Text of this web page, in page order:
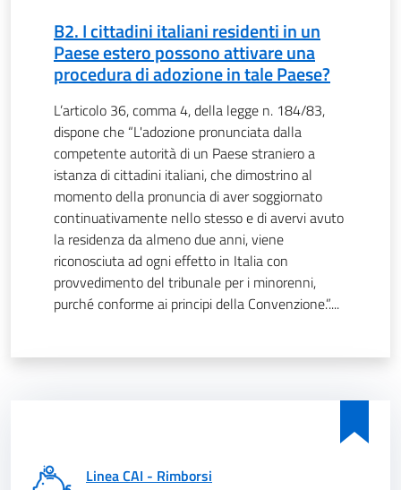
B2. I cittadini italiani residenti in un
Paese estero possono attivare una
procedura di adozione in tale Paese?
L’articolo 36, comma 4, della legge n. 184/83,
dispone che “L'adozione pronunciata dalla
competente autorità di un Paese straniero a
istanza di cittadini italiani, che dimostrino al
momento della pronuncia di aver soggiornato
continuativamente nello stesso e di avervi avuto
la residenza da almeno due anni, viene
riconosciuta ad ogni effetto in Italia con
provvedimento del tribunale per i minorenni,
purché conforme ai principi della Convenzione.”....
Linea CAI - Rimborsi